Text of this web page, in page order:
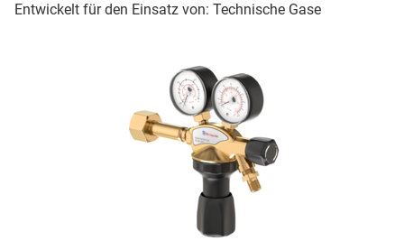
Entwickelt für den Einsatz von: Technische Gase